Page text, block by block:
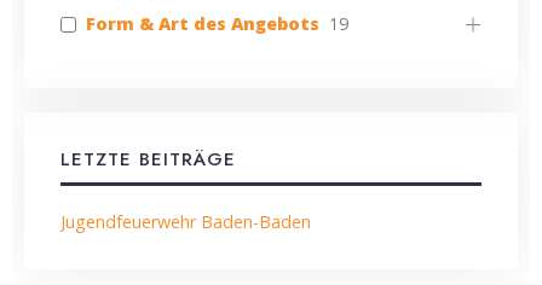
Form & Art des Angebots 19
LETZTE BEITRÄGE
Jugendfeuerwehr Baden-Baden